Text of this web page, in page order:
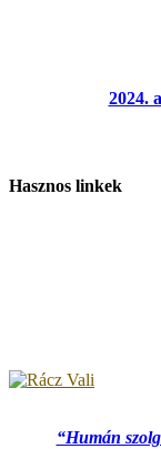
2024.
Hasznos linkek
“Humán